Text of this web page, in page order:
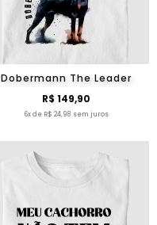
Dobermann The Leader
R$ 149,90
6x de R$ 24,98 sem juros